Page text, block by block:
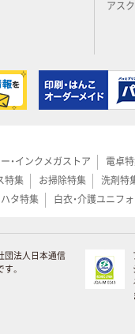
アス
ー・インクメガストア 電卓
特集
お掃除特集 洗剤特
タ特集 白衣・介護ユニフ
団法人日本通信
。